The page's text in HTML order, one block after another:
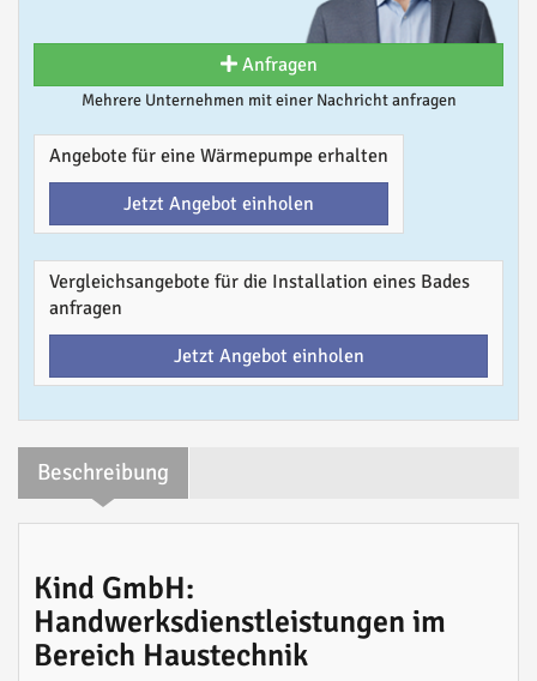
Anfragen
Mehrere Unternehmen mit einer Nachricht anfragen
Angebote für eine Wärmepumpe erhalten
Jetzt Angebot einholen
Vergleichsangebote für die Installation eines Bades
anfragen
Jetzt Angebot einholen
Beschreibung
Kind GmbH:
Handwerksdienstleistungen im
Bereich Haustechnik